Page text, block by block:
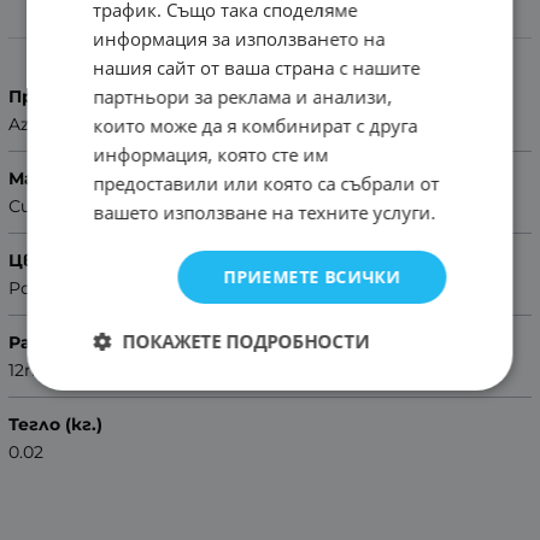
Характеристики
Производител
Azzuro
Материал
Силикон
Цвят
Розов
Размер
12mm
Тегло (кг.)
0.02
трафик. Също така споделяме
информация за използването на
нашия сайт от ваша страна с нашите
партньори за реклама и анализи,
които може да я комбинират с друга
информация, която сте им
предоставили или която са събрали от
вашето използване на техните услуги.
ПРИЕМЕТЕ ВСИЧКИ
ПОКАЖЕТЕ ПОДРОБНОСТИ